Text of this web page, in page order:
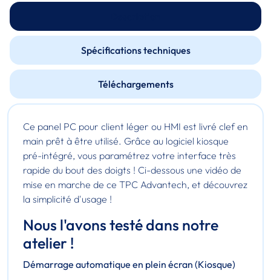
Spécifications techniques
Téléchargements
Ce panel PC pour client léger ou HMI est livré clef en
main prêt à être utilisé. Grâce au logiciel kiosque
pré-intégré, vous paramétrez votre interface très
rapide du bout des doigts ! Ci-dessous une vidéo de
mise en marche de ce TPC Advantech, et découvrez
la simplicité d'usage !
Nous l'avons testé dans notre
atelier !
Démarrage automatique en plein écran (Kiosque)